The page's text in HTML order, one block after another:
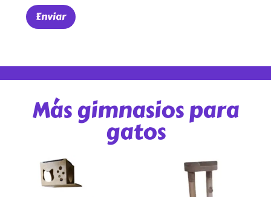
Más gimnasios para
gatos